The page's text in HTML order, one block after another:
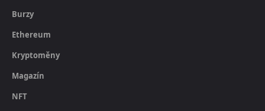
Burzy
Ethereum
Kryptoměny
Magazín
NFT